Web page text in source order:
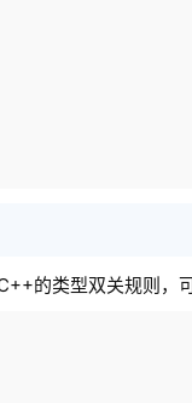
的类型双关规则，